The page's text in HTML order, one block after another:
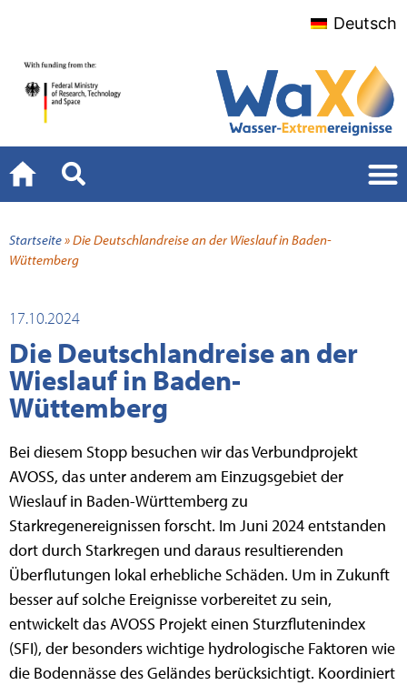
Deutsch
Startseite»Die Deutschlandreise an der Wieslauf in Baden-
Wüttemberg
17.10.2024
Die Deutschlandreise an der
Wieslauf in Baden-
Wüttemberg
Bei diesem Stopp besuchen wir das Verbundprojekt
AVOSS, das unter anderem am Einzugsgebiet der
Wieslauf in Baden-Württemberg zu
Starkregenereignissen forscht. Im Juni 2024 entstanden
dort durch Starkregen und daraus resultierenden
Überflutungen lokal erhebliche Schäden. Um in Zukunft
besser auf solche Ereignisse vorbereitet zu sein,
entwickelt das AVOSS Projekt einen Sturzflutenindex
(SFI), der besonders wichtige hydrologische Faktoren wie
die Bodennässe des Geländes berücksichtigt. Koordiniert